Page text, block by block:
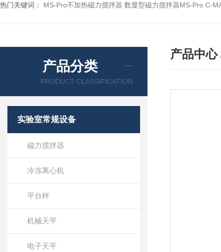
热门关键词： MS-Pro不加热磁力搅拌器 数显型磁力搅拌器MS-Pro C-
产品分类
PRODUCT CLASSIFICATION
实验室常规设备
磁力搅拌器
冷冻离心机
平台秤
机械天平
电子天平
产品中心